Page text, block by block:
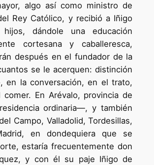
algo así como ministro de
Rey Católico, y recibió a Iñigo
dándole una educación
cortesana y caballeresca,
después en el fundador de la
se le acerquen: distinción
en la conversación, en el trato,
comer. En Arévalo, provincia de
ordinaria—, y también
Campo, Valladolid, Tordesillas,
en dondequiera que se
estaría frecuentemente don
y con él su paje Iñigo de